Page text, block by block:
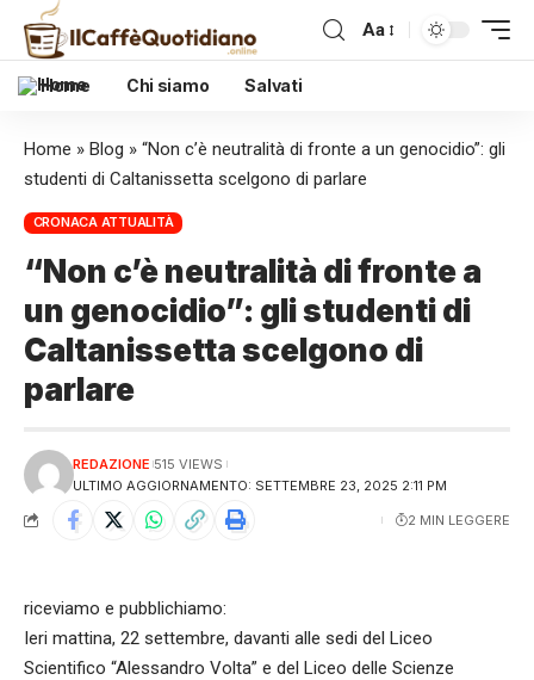
Aa
Home Chi siamo Salvati
Home » Blog » “Non c’è neutralità di fronte a un genocidio”: gli
studenti di Caltanissetta scelgono di parlare
CRONACA ATTUALITÀ
“Non c’è neutralità di fronte a
un genocidio”: gli studenti di
Caltanissetta scelgono di
parlare
ULTIMO AGGIORNAMENTO: SETTEMBRE 23, 2025 2:11 PM
REDAZIONE 515 VIEWS
2 MIN LEGGERE
riceviamo e pubblichiamo:
Ieri mattina, 22 settembre, davanti alle sedi del Liceo
Scientifico “Alessandro Volta” e del Liceo delle Scienze